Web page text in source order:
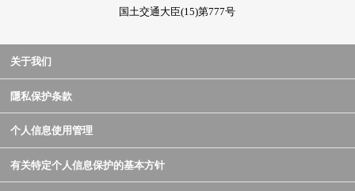
国土交通大臣(15)第777号
关于我们
隱私保护条款
个人信息使用管理
有关特定个人信息保护的基本方针